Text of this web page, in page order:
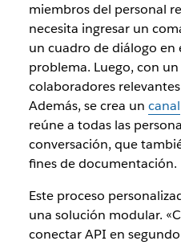
miembros del personal
necesita ingresar un
un cuadro de diálogo en
problema. Luego, con
colaboradores
Además, se crea un canal
reúne a todas las
conversación, que
fines de documentación.
Este proceso
una solución modular.
conectar API en